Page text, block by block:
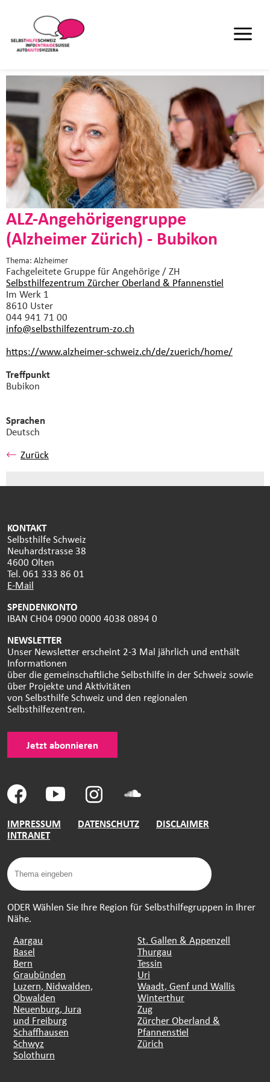
ALZ-Angehörigengruppe
(Alzheimer Zürich) - Bubikon
Thema: Alzheimer
Fachgeleitete Gruppefür Angehörige / ZH
Selbsthilfezentrum Zürcher Oberland & Pfannenstiel
Im Werk 1
8610 Uster
044 941 71 00
info@selbsthilfezentrum-zo.ch
https://www.alzheimer-schweiz.ch/de/zuerich/home/
Treffpunkt
Bubikon
Sprachen
Deutsch
Zurück
KONTAKT
Selbsthilfe Schweiz
Neuhardstrasse 38
4600 Olten
Tel. 061 333 86 01
E-Mail
SPENDENKONTO
IBAN CH04 0900 0000 4038 0894 0
NEWSLETTER
Unser Newsletter erscheint 2-3 Mal jährlich und enthält
Informationen
über die gemeinschaftliche Selbsthilfe in der Schweiz sowie
über Projekte und Aktivitäten
von Selbsthilfe Schweiz und den regionalen
Selbsthilfezentren.
Jetzt abonnieren
IMPRESSUM DATENSCHUTZ
DISCLAIMER
INTRANET
ODER Wählen Sie Ihre Region für Selbsthilfegruppen in Ihrer
Nähe.
Aargau
Basel
Bern
Graubünden
Luzern, Nidwalden,
Obwalden
Neuenburg, Jura
und Freiburg
Schaffhausen
Schwyz
Solothurn
St. Gallen & Appenzell
Thurgau
Tessin
Uri
Waadt, Genf und Wallis
Winterthur
Zug
Zürcher Oberland &
Pfannenstiel
Zürich